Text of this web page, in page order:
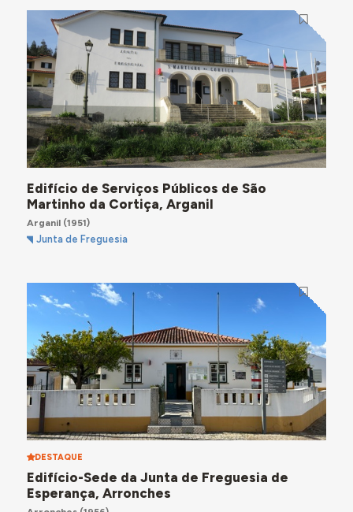
Edifício de Serviços Públicos de São
Martinho da Cortiça, Arganil
Arganil(1951)
Junta de Freguesia
DESTAQUE
Edifício-Sede da Junta de Freguesia de
Esperança, Arronches